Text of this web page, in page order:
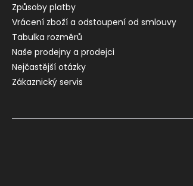
Způsoby platby
Vrácení zboží a odstoupení od smlouvy
Tabulka rozměrů
Naše prodejny a prodejci
Nejčastější otázky
Zákaznický servis